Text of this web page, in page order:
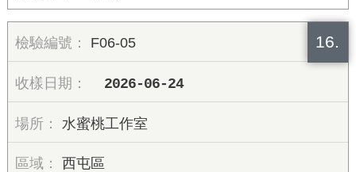
16.
F06-05
2026-06-24
水蜜桃工作室
西屯區